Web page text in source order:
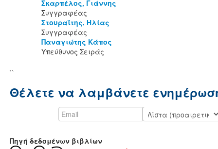
Σκαρπέλος, Γιάννης
Συγγραφέας
Στουραΐτης, Ηλίας
Συγγραφέας
Παναγιώτης Κάπος
Υπεύθυνος Σειράς
``
Θέλετε να λαμβάνετε
Πηγή δεδομένων βιβλίων